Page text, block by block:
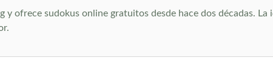
y ofrece sudokus online gratuitos desde hace dos décadas. La